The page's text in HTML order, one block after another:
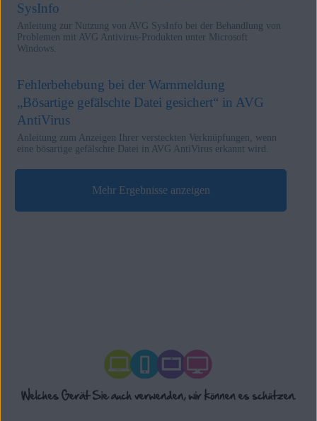
SysInfo
Anleitung zur Nutzung von AVG SysInfo bei der Behandlung von
Problemen mit AVG Antivirus-Produkten unter Microsoft
Windows.
Fehlerbehebung bei der Warnmeldung
„Bösartige gefälschte Datei gesichert“ in AVG
AntiVirus
Anleitung zum Anzeigen Ihrer versteckten Verknüpfungen, wenn
eine bösartige gefälschte Datei in AVG AntiVirus erkannt wird.
Mehr Ergebnisse anzeigen